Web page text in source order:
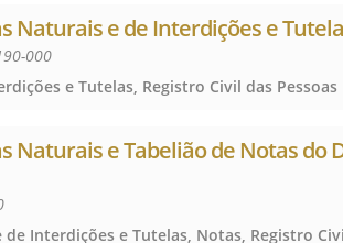
Naturais e de Interdições e
000
Naturais e Tabelião de Notas do